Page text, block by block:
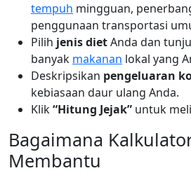
tempuh mingguan,
penggunaan transportasi
Pilih jenis dietAnda dan
banyak makanan lokal yang
Deskripsikan pengeluaran
kebiasaan daur ulang Anda.
Klik“Hitung Jejak” untuk
Bagaimana
Membantu